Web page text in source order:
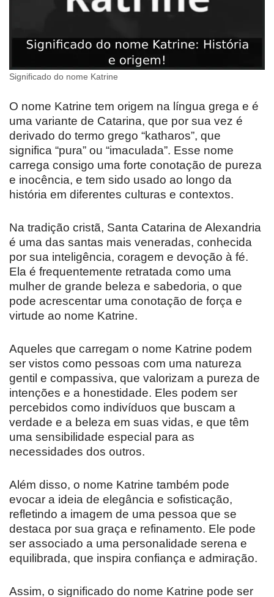
Significado do nome Katrine
O nome Katrine tem origem na língua grega e é
uma variante de Catarina, que por sua vez é
derivado do termo grego “katharos”, que
significa “pura” ou “imaculada”. Esse nome
carrega consigo uma forte conotação de pureza
e inocência, e tem sido usado ao longo da
história em diferentes culturas e contextos.
Na tradição cristã, Santa Catarina de Alexandria
é uma das santas mais veneradas, conhecida
por sua inteligência, coragem e devoção à fé.
Ela é frequentemente retratada como uma
mulher de grande beleza e sabedoria, o que
pode acrescentar uma conotação de força e
virtude ao nome Katrine.
Aqueles que carregam o nome Katrine podem
ser vistos como pessoas com uma natureza
gentil e compassiva, que valorizam a pureza de
intenções e a honestidade. Eles podem ser
percebidos como indivíduos que buscam a
verdade e a beleza em suas vidas, e que têm
uma sensibilidade especial para as
necessidades dos outros.
Além disso, o nome Katrine também pode
evocar a ideia de elegância e sofisticação,
refletindo a imagem de uma pessoa que se
destaca por sua graça e refinamento. Ele pode
ser associado a uma personalidade serena e
equilibrada, que inspira confiança e admiração.
Assim, o significado do nome Katrine pode ser